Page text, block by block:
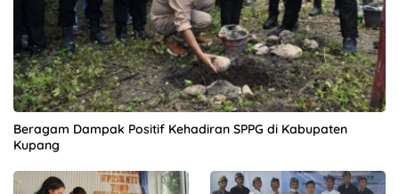
Beragam Dampak Positif Kehadiran SPPG di Kabupaten
Kupang